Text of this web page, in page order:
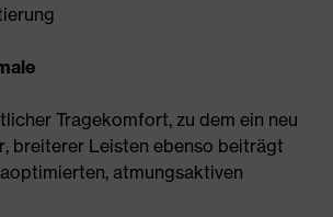
Tragekomfort, zu dem ein neu
breiterer Leisten ebenso beiträgt
atmungsaktiven